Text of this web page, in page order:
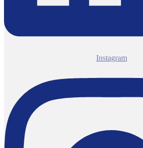
Instagram